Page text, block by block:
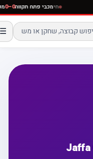
חימכבי פתח תקווה0–0
☰